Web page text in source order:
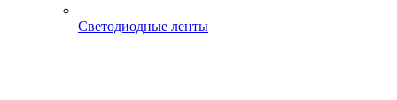
Светодиодные ленты